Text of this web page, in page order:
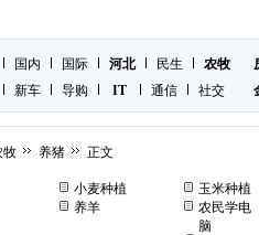
国内 国际 河北 民生
农牧
新车 导购 IT 通信 社交
牧 养猪 正文
小麦种植
玉米种植
养羊
农民学电
脑